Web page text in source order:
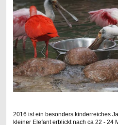
2016 ist ein besonders kinderreiches
kleiner Elefant erblickt nach ca 22 - 24